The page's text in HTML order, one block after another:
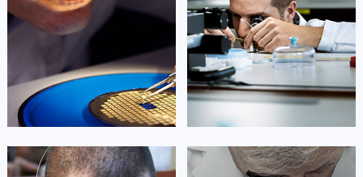
Chengdu Chopard Maintain
center
 成都市锦江区萧邦维修
Chengdu Chopard Maintain
center
 成都市青羊区萧邦维修
杰登·奥斯卡里昂 查尔斯·彼得艾伯特